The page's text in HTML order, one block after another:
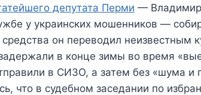
депутата Перми —
у украинских мошенников —
он переводил неизвестным
в конце зимы во время
в СИЗО, а затем без «шума и
что в судебном заседании по